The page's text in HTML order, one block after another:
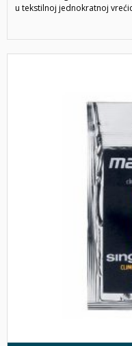
u tekstilnoj jednokratnoj